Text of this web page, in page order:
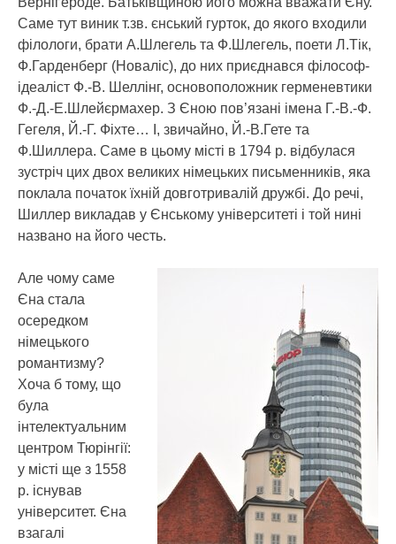
Саме тут виник т.зв. єнський гурток, до якого входили
філологи, брати А.Шлегель та Ф.Шлегель, поети Л.Тік,
Ф.Гарденберг (Новаліс), до них приєднався філософ-
ідеаліст Ф.-В. Шеллінг, основоположник герменевтики
Ф.-Д.-Е.Шлейєрмахер. З Єною пов’язані імена Г.-В.-Ф.
Гегеля, Й.-Г. Фіхте… І, звичайно, Й.-В.Гете та
Ф.Шиллера. Саме в цьому місті в 1794 р. відбулася
зустріч цих двох великих німецьких письменників, яка
поклала початок їхній довготривалій дружбі. До речі,
Шиллер викладав у Єнському університеті і той нині
названо на його честь.
Але чому саме
Єна стала
осередком
німецького
романтизму?
Хоча б тому, що
була
інтелектуальним
центром Тюрінгії:
у місті ще з 1558
р. існував
університет. Єна
взагалі